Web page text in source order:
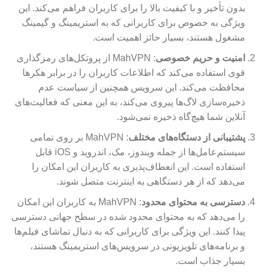
بدون تأخیر و با کیفیت بالا را برای کاربران فراهم می‌کند. این
ویژگی به خصوص برای کاربرانی که به استریمینگ و گیمینگ
مشغول هستند، بسیار حائز اهمیت است.
امنیت و حریم خصوصی
: MahVPN از پروتکل‌های رمزگذاری
قوی استفاده می‌کند که اطلاعات کاربران را در برابر هکرها
محافظت می‌کند. این سرویس همچنین از سیاست عدم
ذخیره‌سازی لاگ‌ها پیروی می‌کند، به این معنی که فعالیت‌های
آنلاین شما هیچ‌گاه ذخیره نمی‌شود.
پشتیبانی از دستگاه‌های مختلف
: MahVPN بر روی تمامی
سیستم‌عامل‌ها از جمله ویندوز، مک، اندروید و iOS قابل
استفاده است. این انعطاف‌پذیری به کاربران این امکان را
می‌دهد که از هر دستگاهی به اینترنت متصل شوند.
دسترسی به محتوای محدود
: MahVPN به کاربران این امکان
را می‌دهد که به محتوای محدود شده در سطح جهانی دسترسی
پیدا کنند. این ویژگی برای کاربرانی که به دنبال تماشای فیلم‌ها
و برنامه‌های تلویزیونی در سرویس‌های استریمینگ هستند،
بسیار جذاب است.